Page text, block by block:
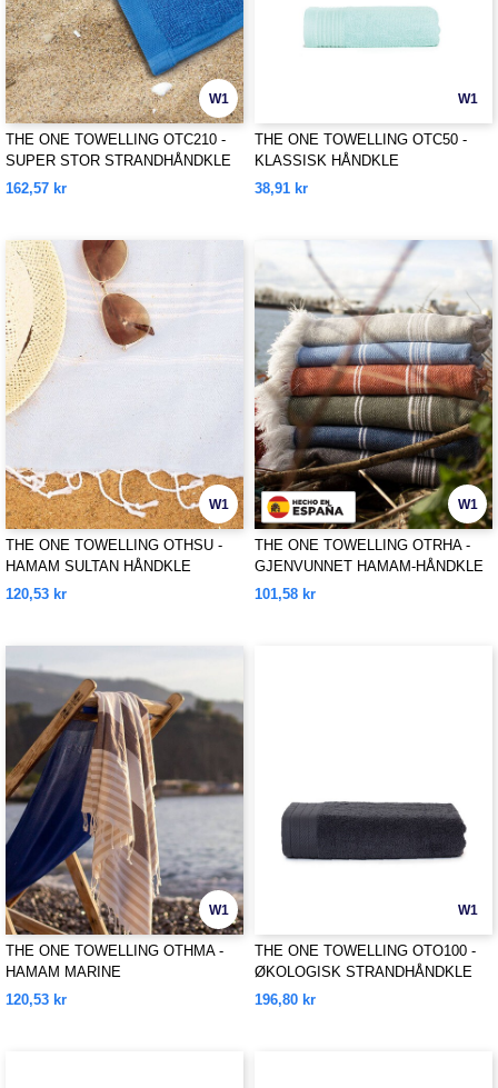
W1
THE ONE TOWELLING OTC210 -
SUPER STOR STRANDHÅNDKLE
162,57 kr
W1
THE ONE TOWELLING OTC50 -
KLASSISK HÅNDKLE
38,91 kr
W1
THE ONE TOWELLING OTHSU -
HAMAM SULTAN HÅNDKLE
120,53 kr
W1
THE ONE TOWELLING OTRHA -
GJENVUNNET HAMAM-HÅNDKLE
AV GJENVUNNET MATERIALE
101,58 kr
W1
THE ONE TOWELLING OTHMA -
HAMAM MARINE
120,53 kr
W1
THE ONE TOWELLING OTO100 -
ØKOLOGISK STRANDHÅNDKLE
196,80 kr